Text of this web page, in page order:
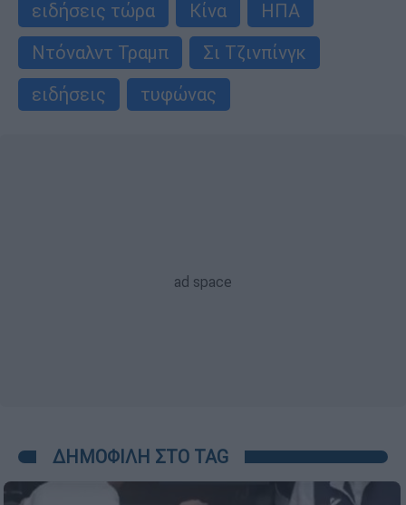
ειδήσεις τώρα Κίνα
ΗΠΑ
Ντόναλντ Τραμπ
Σι Τζινπίνγκ
ειδήσεις
τυφώνας
ΔΗΜΟΦΙΛΗ ΣΤΟ TAG